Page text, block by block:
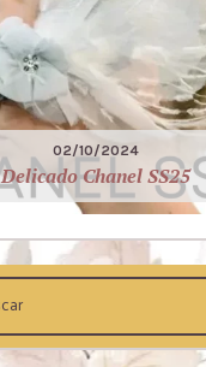
02/10/2024
Delicado Chanel SS25